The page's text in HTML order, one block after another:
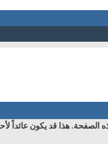
عائداً لأحد هذه